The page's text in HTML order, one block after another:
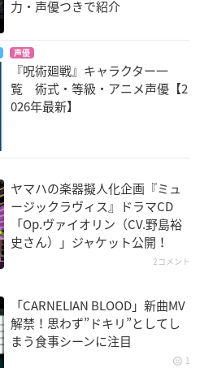
力・声優つきで紹介
声優
『呪術廻戦』キャラクター一
覧 術式・等級・アニメ声優【2
026年最新】
ヤマハの楽器擬人化企画『ミュ
ージックラヴィス』ドラマCD
「Op.ヴァイオリン（CV.野島裕
史さん）」ジャケット公開！
2コメント
「CARNELIAN BLOOD」新曲MV
解禁！思わず”ドキリ”としてし
まう食事シーンに注目
1